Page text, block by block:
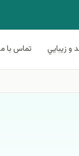
و زيبايي تماس با